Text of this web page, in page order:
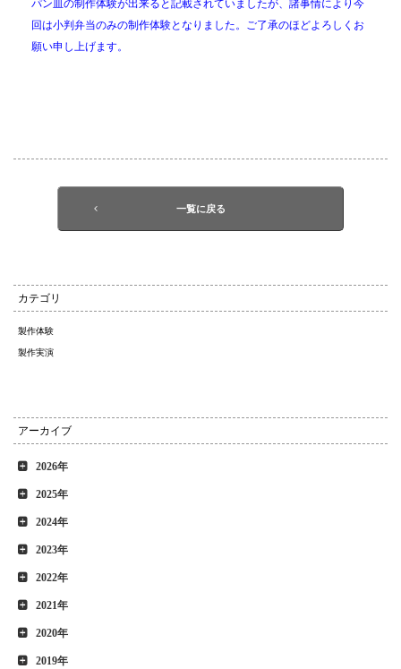
パン皿の制作体験が出来ると記載されていましたが、諸事情により今
回は小判弁当のみの制作体験となりました。ご了承のほどよろしくお
願い申し上げます。
一覧に戻る
カテゴリ
製作体験
製作実演
アーカイブ
2026年
2025年
2024年
2023年
2022年
2021年
2020年
2019年